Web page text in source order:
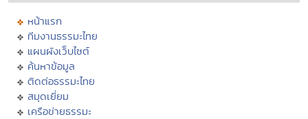
หน้าแรก
ทีมงานธรรมะไทย
แผนผังเว็บไซต์
ค้นหาข้อมูล
ติดต่อธรรมะไทย
สมุดเยี่ยม
เครือข่ายธรรมะ